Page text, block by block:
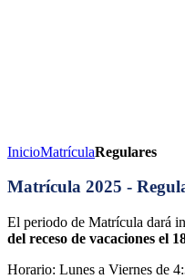
InicioMatrículaRegulares
Matrícula 2025 -
El periodo de Matrícula dará
del receso de vacaciones el
Horario: Lunes a Viernes de